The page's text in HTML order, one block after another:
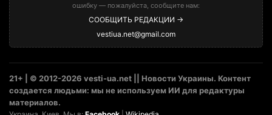
ошибку — пожалуйста, сообщите нам:
СООБЩИТЬ РЕДАКЦИИ →
vestiua.net@gmail.com
21+ | © 2012-2026 vesti-ua.net || Новости Украины. Контент
создается людьми: мы не используем ИИ для редактуры
материалов.